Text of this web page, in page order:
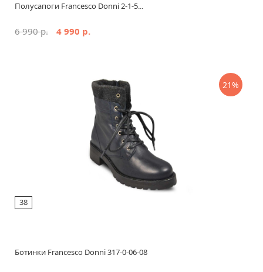
Полусапоги Francesco Donni 2-1-5...
6 990 р. 4 990 р.
38
Ботинки Francesco Donni 317-0-06-08
21%